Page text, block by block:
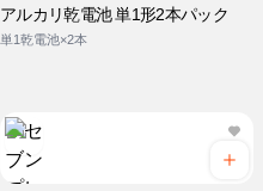
アルカリ乾電池 単1形2本パック
単1乾電池×2本